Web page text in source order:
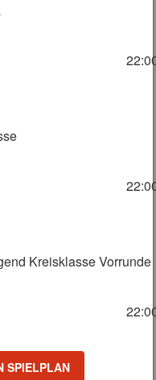
Kreisklasse Vorrunde
SPIELPLAN